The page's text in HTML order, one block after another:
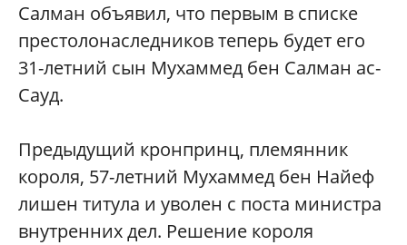
Салман объявил, что первым в списке
престолонаследников теперь будет его
31-летний сын Мухаммед бен Салман ас-
Сауд.
Предыдущий кронпринц, племянник
короля, 57-летний Мухаммед бен Найеф
лишен титула и уволен с поста министра
внутренних дел. Решение короля